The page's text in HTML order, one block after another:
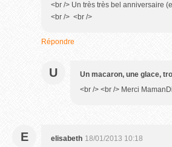
<br /> Un très très bel anniversaire
<br /> <br />
Répondre
U Un macaron, une glace,
<br /> <br /> Merci
E elisabeth 18/01/2013 10:18